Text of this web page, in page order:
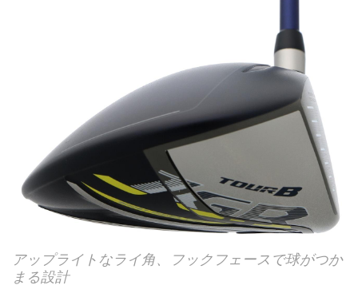
アップライトなライ角、フックフェースで球がつか
まる設計